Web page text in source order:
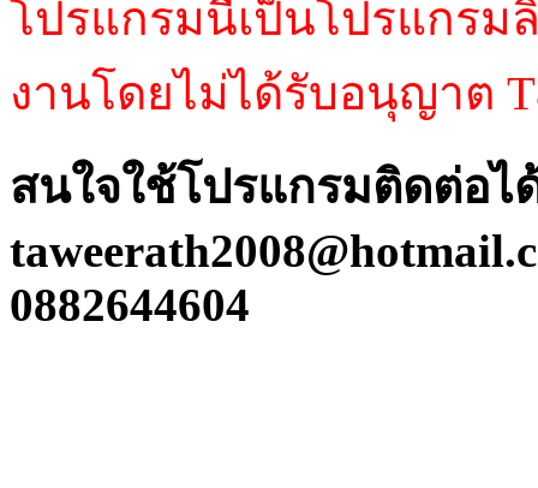
โปรแกรมนี้เป็นโปรแกรม
งานโดยไม่ได้รับอนุญาต
สนใจใช้โปรแกรมติดต่อไ
0882644604